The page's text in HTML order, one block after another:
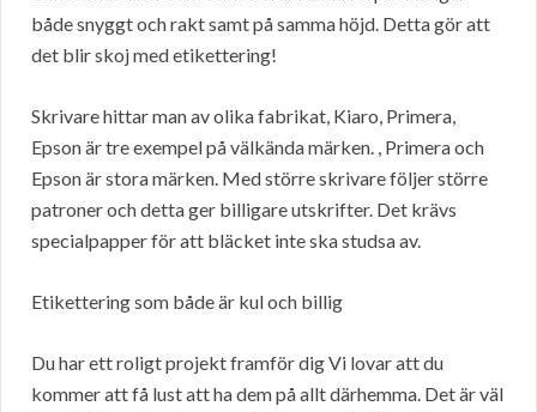
både snyggt och rakt samt på samma höjd. Detta gör att
det blir skoj med etikettering!
Skrivare hittar man av olika fabrikat, Kiaro, Primera,
Epson är tre exempel på välkända märken. , Primera och
Epson är stora märken. Med större skrivare följer större
patroner och detta ger billigare utskrifter. Det krävs
specialpapper för att bläcket inte ska studsa av.
Etikettering som både är kul och billig
Du har ett roligt projekt framför dig Vi lovar att du
kommer att få lust att ha dem på allt därhemma. Det är väl